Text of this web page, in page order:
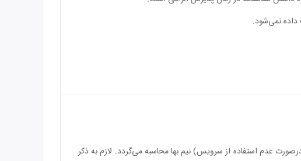
داده نمی‌شود.
(درصورت عدم استفاده از سرویس) رایگان می‌باشد و بازه سنی برای اقامت کودک بین 2 الی 7 سال (درصورت عدم استفاده از سرویس) نیم بها محاسبه می‌گردد. لازم به ذکر